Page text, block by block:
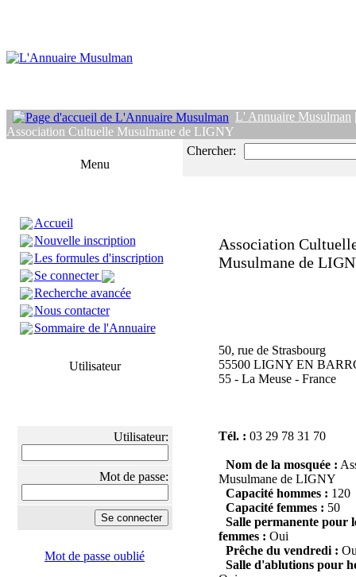
L' Annuaire Musulman
Association Cultuelle Musulmane de LIGNY
Menu
Accueil
Nouvelle inscription
Les formules d'inscription
Se connecter
Recherche avancée
Nous contacter
Sommaire de l'Annuaire
Utilisateur
Utilisateur:
Mot de passe:
Mot de passe oublié
Chercher:
Association
Musulmane de
50, rue de Strasbourg
55500 LIGNY EN
55 - La Meuse - France
Tél. : 03 29 78 31 70
Nom de la mosquée :
Musulmane de LIGNY
Capacité hommes : 120
Capacité femmes : 50
Salle permanente pour
femmes : Oui
Prêche du vendredi :
Salle d'ablutions pour